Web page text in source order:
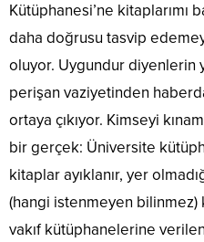
Kütüphanesi’ne kitaplarımı
daha doğrusu tasvip
oluyor. Uygundur diyenlerin
perişan vaziyetinden
ortaya çıkıyor. Kimseyi
bir gerçek: Üniversite
kitaplar ayıklanır, yer
(hangi istenmeyen bilinmez)
vakıf kütüphanelerine